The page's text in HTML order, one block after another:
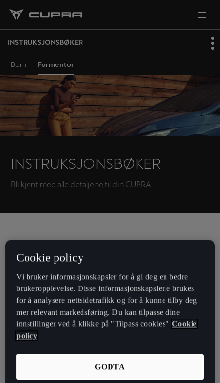
INSTRUKSJONSBØKER
Born Formentor
INSTRUKSJONSBØKER
Bli kjent med alle detaljene til din CUPRA.
Instruksjonsbøker
BLI ENDA BEDRE KJENT MED
DIN CUPRA
CUPRA TAVASCAN
Cookie policy
Vi bruker informasjonskapsler for å gi deg en bedre
brukeropplevelse. Disse informasjonskapslene brukes
for å analysere nettsidetrafikk og for å kunne tilby deg
mer relevant markedsføring. Du kan tilpasse dine
innstillinger ved å klikke på "Tilpass cookies" Cookie
policy
GODTA